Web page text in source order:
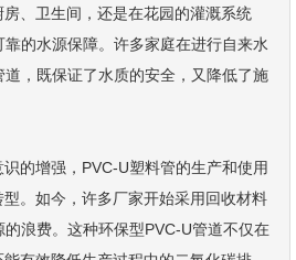
、卫生间，还是在花园的灌溉系统
的水源保障。许多家庭在进行自来水
，既保证了水质的安全，又降低了施
的增强，PVC-U塑料管的生产和使用
。如今，许多厂家开始采用回收材料
浪费。这种环保型PVC-U管道不仅在